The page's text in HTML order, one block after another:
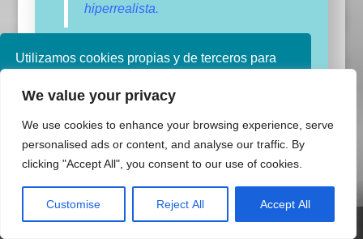
Utilizamos cookies propias y de terceros para
navegando, consideramos que acepta su uso.
política de cookies consulte nuestra
Política de
privacidad
We value your privacy
We use cookies to enhance your browsing experience, serve
personalised ads or content, and analyse our traffic. By
clicking "Accept All", you consent to our use of cookies.
Customise Reject All Accept All
hiperrealista.
Hay que tener en cuenta que su
discapacidad no es evidente, sólo se
sociales disfuncionales.
Por lo que esto se traduce en problemas
en todos los ámbitos.
Share This